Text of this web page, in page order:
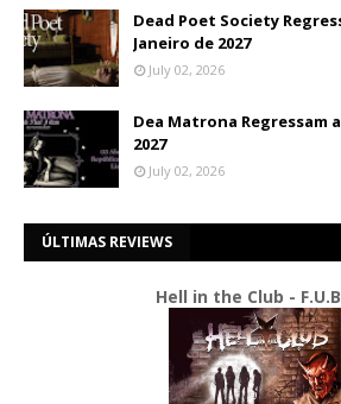
Dead Poet Society
Janeiro de 2027
July 02, 2026
Dea Matrona Regressam
2027
July 02, 2026
ÚLTIMAS REVIEWS
Hell in the Club -